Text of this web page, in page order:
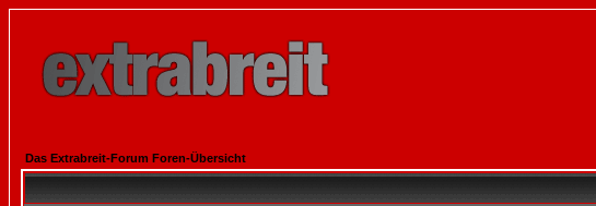
Das Extrabreit-Forum Foren-Übersicht